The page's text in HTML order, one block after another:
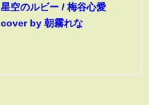
星空のルビー / 梅谷心愛
cover by 朝霧れな